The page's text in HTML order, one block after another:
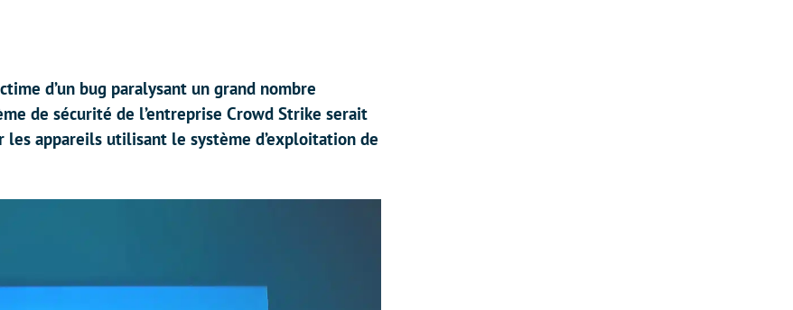
d’un bug paralysant un grand nombre
de sécurité de l’entreprise Crowd Strike serait
les appareils utilisant le système d’exploitation de